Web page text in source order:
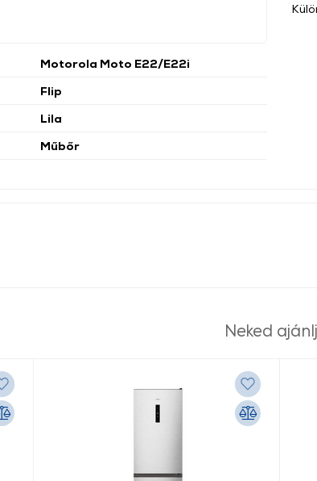
Motorola Moto E22/E22i
Flip
Lila
Műbőr
Neked